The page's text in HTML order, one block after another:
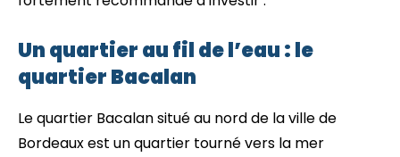
Un quartier au fil de l’eau : le
quartier Bacalan
Le quartier Bacalan situé au nord de la ville de
Bordeaux est un quartier tourné vers la mer